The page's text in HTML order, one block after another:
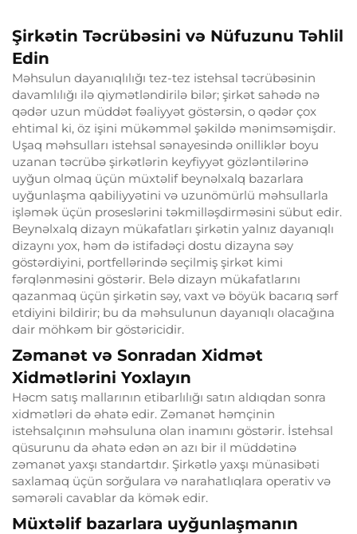
Şirkətin Təcrübəsini və Nüfuzunu Təhlil
Edin
Məhsulun dayanıqlılığı tez-tez istehsal təcrübəsinin
davamlılığı ilə qiymətləndirilə bilər; şirkət sahədə nə
qədər uzun müddət fəaliyyət göstərsin, o qədər çox
ehtimal ki, öz işini mükəmməl şəkildə mənimsəmişdir.
Uşaq məhsulları istehsal sənayesində onilliklər boyu
uzanan təcrübə şirkətlərin keyfiyyət gözləntilərinə
uyğun olmaq üçün müxtəlif beynəlxalq bazarlara
uyğunlaşma qabiliyyətini və uzunömürlü məhsullarla
işləmək üçün proseslərini təkmilləşdirməsini sübut edir.
Beynəlxalq dizayn mükafatları şirkətin yalnız dayanıqlı
dizaynı yox, həm də istifadəçi dostu dizayna səy
göstərdiyini, portfellərində seçilmiş şirkət kimi
fərqlənməsini göstərir. Belə dizayn mükafatlarını
qazanmaq üçün şirkətin səy, vaxt və böyük bacarıq sərf
etdiyini bildirir; bu da məhsulunun dayanıqlı olacağına
dair möhkəm bir göstəricidir.
Zəmanət və Sonradan Xidmət
Xidmətlərini Yoxlayın
Həcm satış mallarının etibarlılığı satın aldıqdan sonra
xidmətləri də əhatə edir. Zəmanət həmçinin
istehsalçının məhsuluna olan inamını göstərir. İstehsal
qüsurunu da əhatə edən ən azı bir il müddətinə
zəmanət yaxşı standartdır. Şirkətlə yaxşı münasibəti
saxlamaq üçün sorğulara və narahatlıqlara operativ və
səmərəli cavablar da kömək edir.
Müxtəlif bazarlara uyğunlaşmanın